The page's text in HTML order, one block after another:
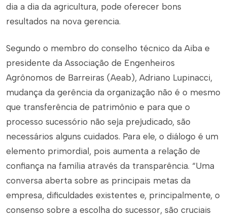
dia a dia da agricultura, pode oferecer bons
resultados na nova gerencia.
Segundo o membro do conselho técnico da Aiba e
presidente da Associação de Engenheiros
Agrônomos de Barreiras (Aeab), Adriano Lupinacci,
mudança da gerência da organização não é o mesmo
que transferência de patrimônio e para que o
processo sucessório não seja prejudicado, são
necessários alguns cuidados. Para ele, o diálogo é um
elemento primordial, pois aumenta a relação de
confiança na família através da transparência. “Uma
conversa aberta sobre as principais metas da
empresa, dificuldades existentes e, principalmente, o
consenso sobre a escolha do sucessor, são cruciais